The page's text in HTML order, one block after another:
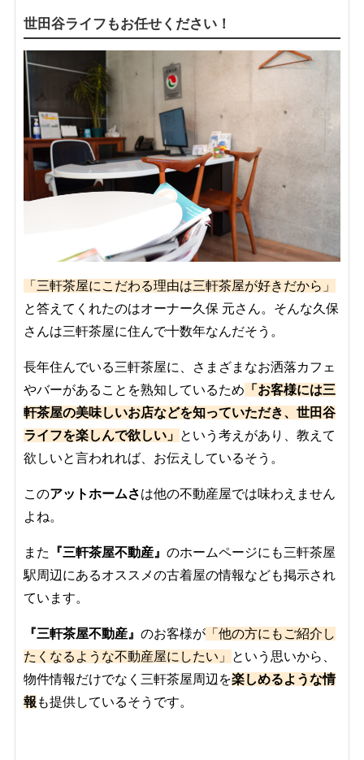
世田谷ライフもお任せください！
「三軒茶屋にこだわる理由は三軒茶屋が好きだから」
と答えてくれたのはオーナー久保 元さん。そんな久保
さんは三軒茶屋に住んで十数年なんだそう。
長年住んでいる三軒茶屋に、さまざまなお洒落カフェ
やバーがあることを熟知しているため 「お客様には三
軒茶屋の美味しいお店などを知っていただき、世田谷
ライフを楽しんで欲しい」 という考えがあり、教えて
欲しいと言われれば、お伝えしているそう。
このアットホームさは他の不動産屋では味わえません
よね。
また 『三軒茶屋不動産』 のホームページにも三軒茶屋
駅周辺にあるオススメの古着屋の情報なども掲示され
ています。
『三軒茶屋不動産』 のお客様が「他の方にもご紹介し
たくなるような不動産屋にしたい」
という思いから、
物件情報だけでなく三軒茶屋周辺を楽しめるような情
報 も提供しているそうです。